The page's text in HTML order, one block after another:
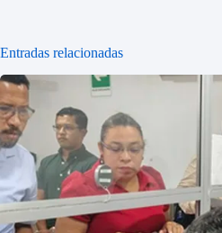
Entradas relacionadas